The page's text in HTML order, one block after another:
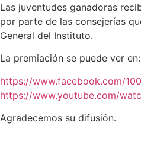
Las juventudes ganadoras
por parte de las consejerías
General del Instituto.
La premiación se puede ver en:
https://www.facebook.com/
https://www.youtube.com/
Agradecemos su difusión.